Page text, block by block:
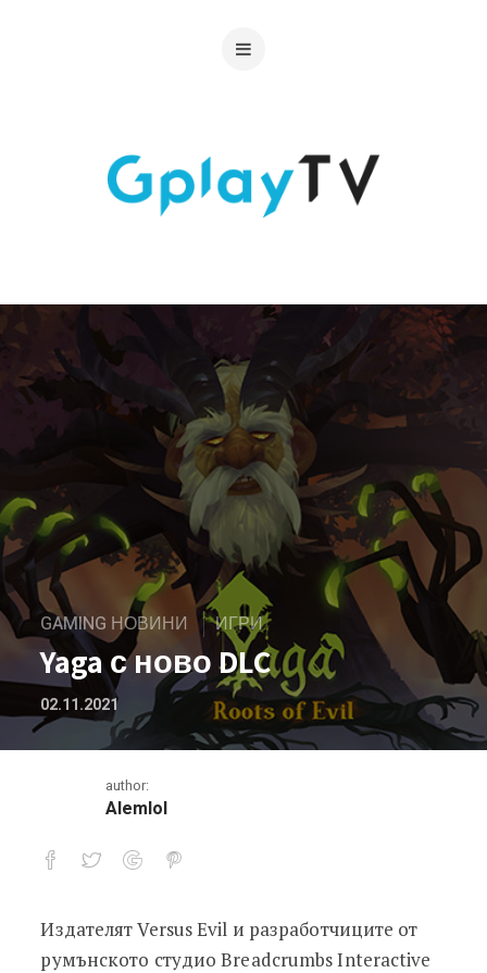
GAMING НОВИНИ ИГРИ
Yaga с ново DLC
02.11.2021
author:
Alemlol
Yaga с ново DLC
Издателят Versus Evil и разработчиците от
румънското студио Breadcrumbs Interactivе